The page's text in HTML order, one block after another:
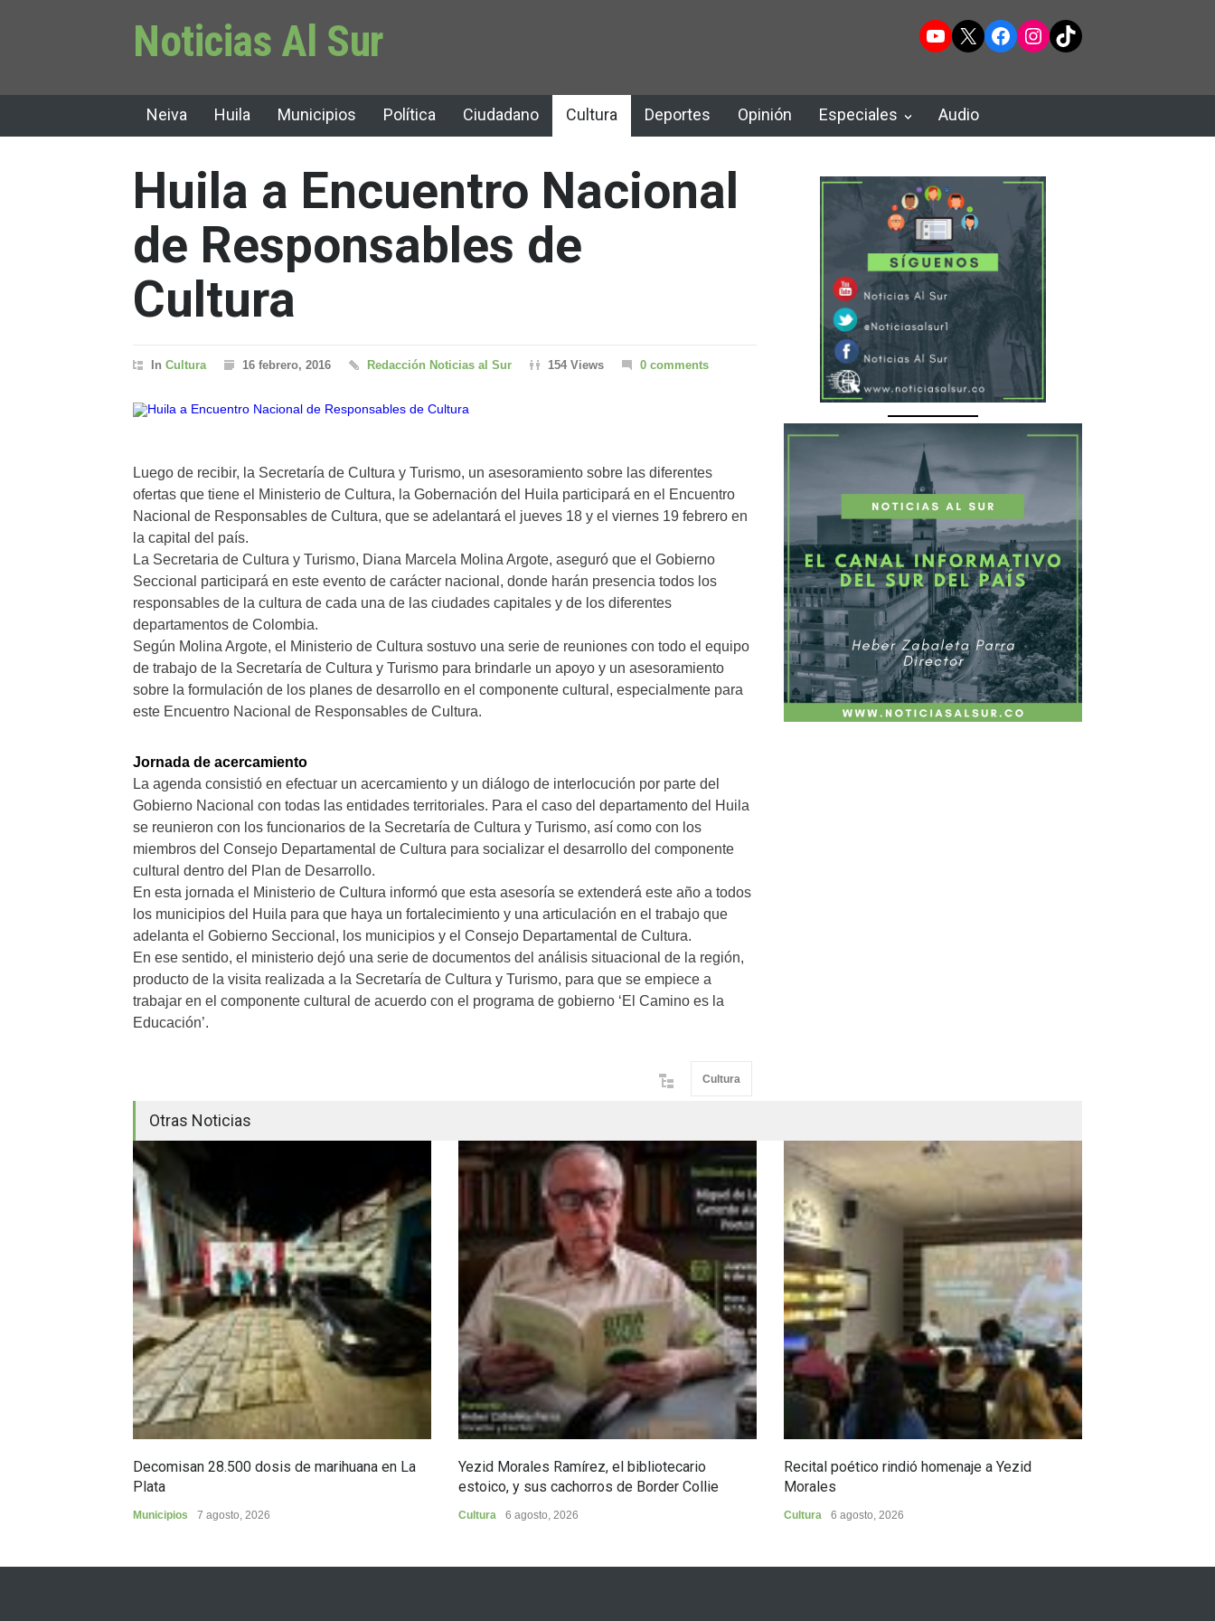
Noticias Al Sur YouTube
X Facebook
Instagram
TikTok
Neiva Huila Municipios Política Ciudadano Cultura Deportes Opinión Especiales Audio
Huila a Encuentro Nacional
de Responsables de
Cultura
In Cultura 16 febrero, 2016 Redacción Noticias al Sur 154 Views 0 comments
Luego de recibir, la Secretaría de Cultura y Turismo, un asesoramiento sobre las diferentes
ofertas que tiene el Ministerio de Cultura, la Gobernación del Huila participará en el Encuentro
Nacional de Responsables de Cultura, que se adelantará el jueves 18 y el viernes 19 febrero en
la capital del país.
La Secretaria de Cultura y Turismo, Diana Marcela Molina Argote, aseguró que el Gobierno
Seccional participará en este evento de carácter nacional, donde harán presencia todos los
responsables de la cultura de cada una de las ciudades capitales y de los diferentes
departamentos de Colombia.
Según Molina Argote, el Ministerio de Cultura sostuvo una serie de reuniones con todo el equipo
de trabajo de la Secretaría de Cultura y Turismo para brindarle un apoyo y un asesoramiento
sobre la formulación de los planes de desarrollo en el componente cultural, especialmente para
este Encuentro Nacional de Responsables de Cultura.
Jornada de acercamiento
La agenda consistió en efectuar un acercamiento y un diálogo de interlocución por parte del
Gobierno Nacional con todas las entidades territoriales. Para el caso del departamento del Huila
se reunieron con los funcionarios de la Secretaría de Cultura y Turismo, así como con los
miembros del Consejo Departamental de Cultura para socializar el desarrollo del componente
cultural dentro del Plan de Desarrollo.
En esta jornada el Ministerio de Cultura informó que esta asesoría se extenderá este año a todos
los municipios del Huila para que haya un fortalecimiento y una articulación en el trabajo que
adelanta el Gobierno Seccional, los municipios y el Consejo Departamental de Cultura.
En ese sentido, el ministerio dejó una serie de documentos del análisis situacional de la región,
producto de la visita realizada a la Secretaría de Cultura y Turismo, para que se empiece a
trabajar en el componente cultural de acuerdo con el programa de gobierno ‘El Camino es la
Educación’.
Cultura
Otras Noticias
Decomisan 28.500 dosis de marihuana en La
Plata
Municipios 7 agosto, 2026
Yezid Morales Ramírez, el bibliotecario
estoico, y sus cachorros de Border Collie
Cultura 6 agosto, 2026
Recital poético rindió homenaje a Yezid
Morales
Cultura 6 agosto, 2026